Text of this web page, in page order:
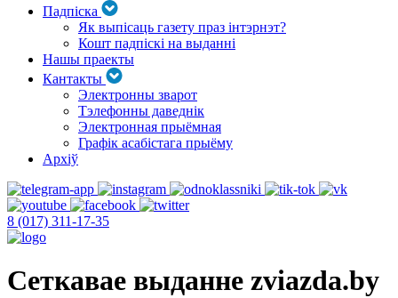
Падпіска
Як выпісаць газету праз інтэрнэт?
Кошт падпіскі на выданні
Нашы праекты
Кантакты
Электронны зварот
Тэлефонны даведнік
Электронная прыёмная
Графік асабістага прыёму
Архіў
8 (017) 311-17-35
Сеткавае выданне zviazda.by